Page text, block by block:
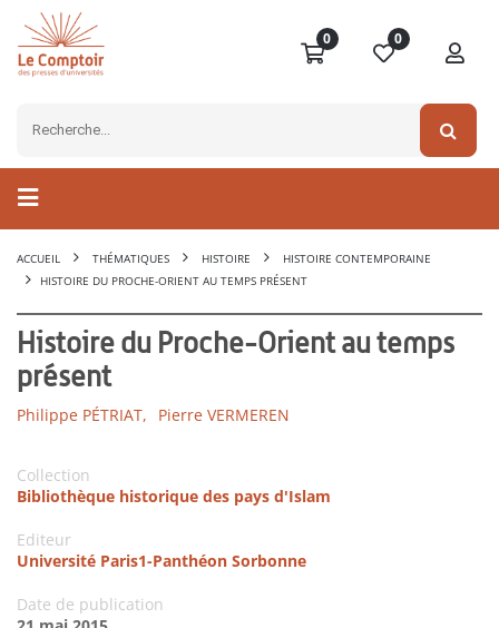
0 0
ACCUEIL THÉMATIQUES HISTOIRE
HISTOIRE CONTEMPORAINE
HISTOIRE DU PROCHE-ORIENT AU TEMPS PRÉSENT
Histoire du Proche-Orient au temps
présent
Philippe PÉTRIAT, Pierre VERMEREN
Collection
Bibliothèque historique des pays d'Islam
Editeur
Université Paris1-Panthéon Sorbonne
Date de publication